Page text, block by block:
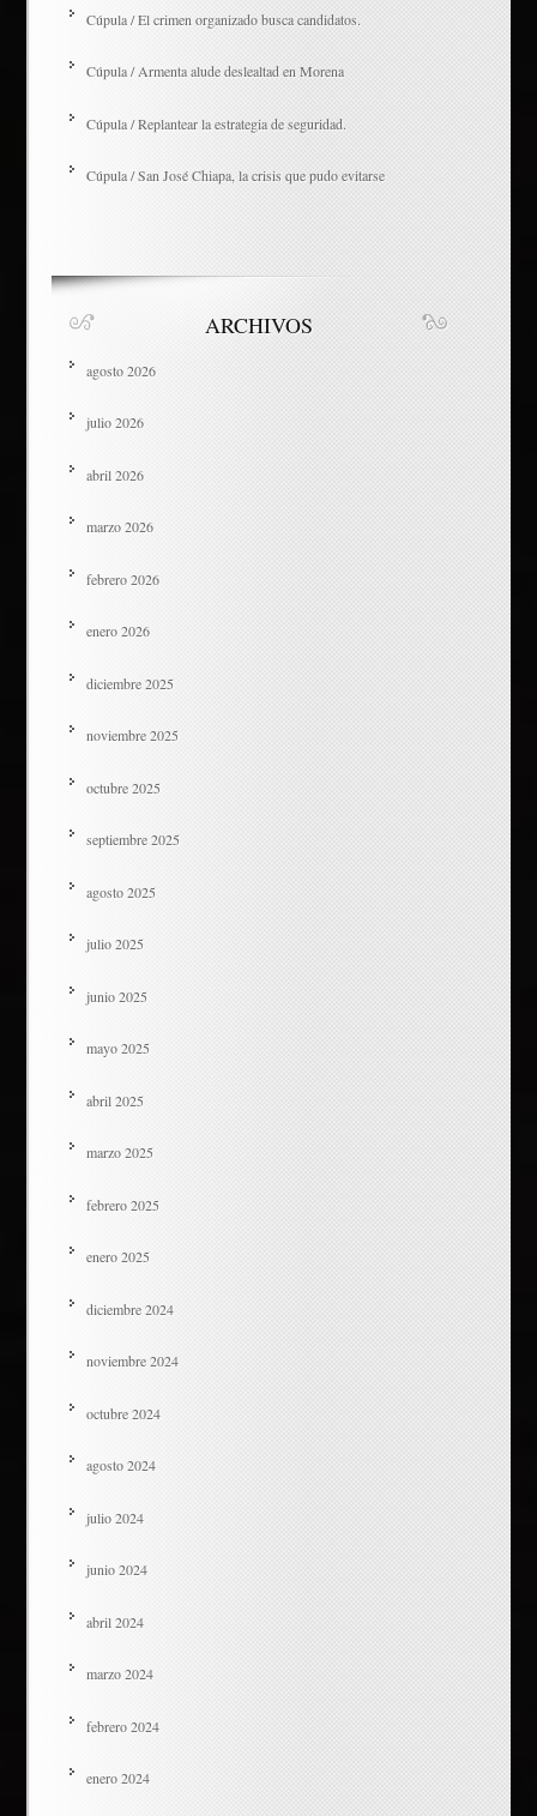
Cúpula / El crimen organizado busca candidatos.
Cúpula / Armenta alude deslealtad en Morena
Cúpula / Replantear la estrategia de seguridad.
Cúpula / San José Chiapa, la crisis que pudo evitarse
ARCHIVOS
agosto 2026
julio 2026
abril 2026
marzo 2026
febrero 2026
enero 2026
diciembre 2025
noviembre 2025
octubre 2025
septiembre 2025
agosto 2025
julio 2025
junio 2025
mayo 2025
abril 2025
marzo 2025
febrero 2025
enero 2025
diciembre 2024
noviembre 2024
octubre 2024
agosto 2024
julio 2024
junio 2024
abril 2024
marzo 2024
febrero 2024
enero 2024